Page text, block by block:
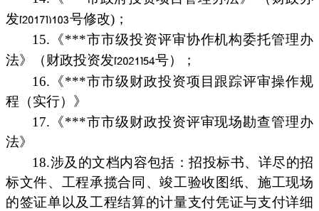
发
号修改)；
15.《***市市级投资评审协作机构委托管理办
法》（财政投资发
号）；
16.《***市市级财政投资项目跟踪评审操作规
程（实行）》
17.《***市市级财政投资评审现场勘查管理办
法》
18.涉及的文档内容包括：招投标书、详尽的招
标文件、工程承揽合同、竣工验收图纸、施工现场
的签证单以及工程结算的计量支付凭证与支付详细